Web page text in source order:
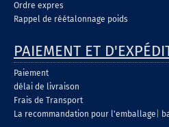
Ordre expres
Rappel de réétalonnage poids
PAIEMENT ET
Paiement
délai de livraison
Frais de Transport
La recommandation pour l'emballage